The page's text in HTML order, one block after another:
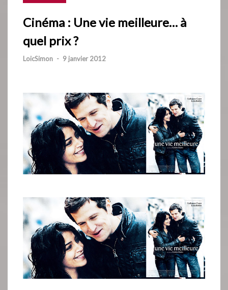
Cinéma : Une vie meilleure… à
quel prix ?
LoicSimon - 9 janvier 2012